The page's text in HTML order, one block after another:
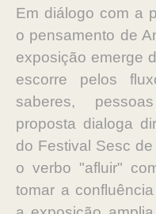
Em diálogo com a
o pensamento de
exposição emerge
escorre pelos
saberes,
proposta dialoga
do Festival Sesc
o verbo "afluir"
tomar a